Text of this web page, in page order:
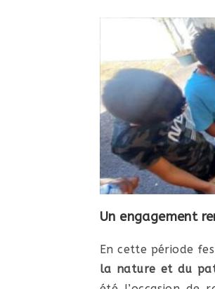
Un engagement
En cette période
la nature et du